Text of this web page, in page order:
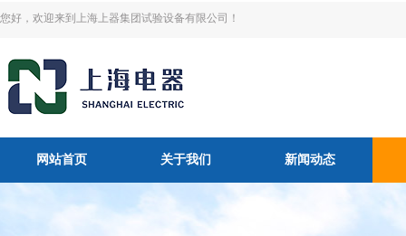
您好，欢迎来到上海上器集团试验设备有限公司！
网站首页 关于我们 新闻动态